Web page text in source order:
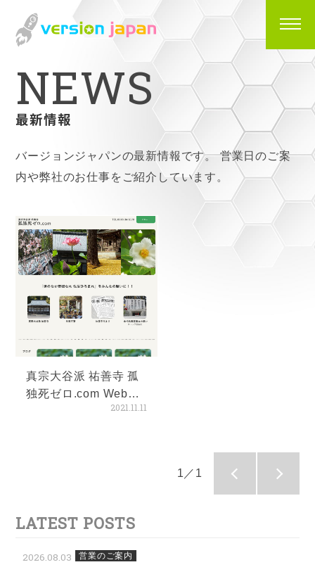
NEWS
最新情報
バージョンジャパンの最新情報です。営業日のご案
内や弊社のお仕事をご紹介しています。
真宗大谷派 祐善寺 孤
独死ゼロ.com Webサ
2021.11.11
1／1
LATEST POSTS
2026.08.03 営業のご案内